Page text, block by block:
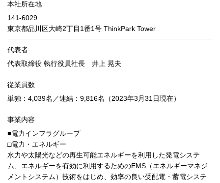
本社所在地
141-6029
東京都品川区大崎2丁目1番1号 ThinkPark Tower
代表者
代表取締役 執行役員社長 井上 晃夫
従業員数
単独：4,039名／連結：9,816名（2023年3月31日現在）
事業内容
■電力インフラグループ
□電力・エネルギー
水力や太陽光などの再生可能エネルギーを利用した発電システ
ム、エネルギーを有効に利用するためのEMS（エネルギーマネジ
メントシステム）技術をはじめ、効率の良い受配電・蓄電システ